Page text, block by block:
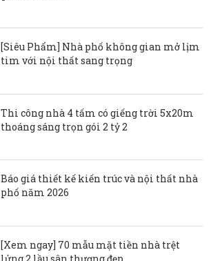
[Siêu Phẩm] Nhà phố không gian mở lịm
tim với nội thất sang trọng
Thi công nhà 4 tấm có giếng trời 5x20m
thoáng sáng trọn gói 2 tỷ 2
Báo giá thiết kế kiến trúc và nội thất nhà
phố năm 2026
[Xem ngay] 70 mẫu mặt tiền nhà trệt